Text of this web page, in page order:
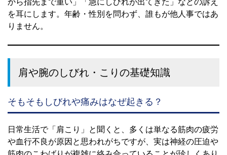
から指先まで重い」「急にしびれが出てきた」などの訴え
を耳にします。年齢・性別を問わず、誰もが他人事ではあ
りません。
肩や腕のしびれ・こりの基礎知識
そもそもしびれや痛みはなぜ起きる？
日常生活で「肩こり」と聞くと、多くは単なる筋肉の疲労
や血行不良が原因と思われがちですが、実は神経の圧迫や